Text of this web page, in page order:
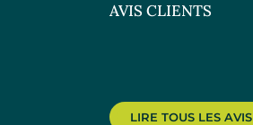
AVIS CLIENTS
LIRE TOUS LES AVIS